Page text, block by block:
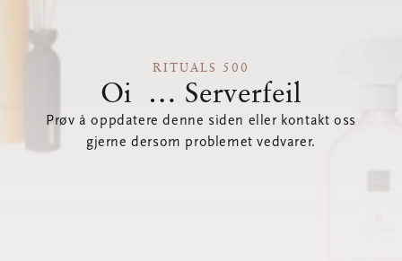
RITUALS 500
Oi … Serverfeil
Prøv å oppdatere denne siden eller kontakt oss
gjerne dersom problemet vedvarer.